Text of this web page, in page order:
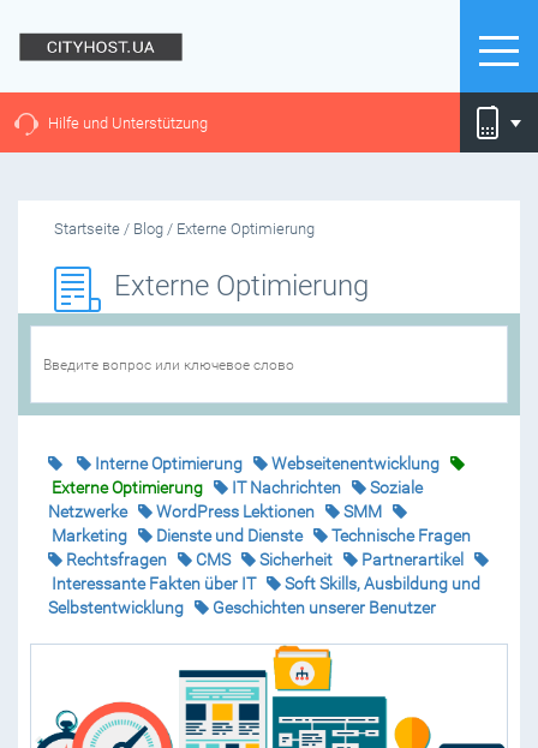
Hilfe und Unterstützung
Startseite / Blog / Externe Optimierung
Externe Optimierung
Interne Optimierung
Webseitenentwicklung
Externe Optimierung
IT Nachrichten
Soziale
Netzwerke
WordPress Lektionen
SMM
Marketing
Dienste und Dienste
Technische Fragen
Rechtsfragen
CMS Sicherheit
Partnerartikel
Interessante Fakten über IT
Soft Skills, Ausbildung und
Selbstentwicklung
Geschichten unserer Benutzer